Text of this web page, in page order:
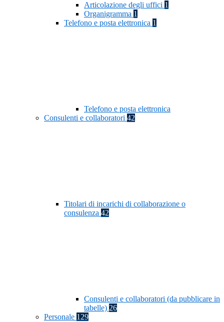
Articolazione degli uffici 1
Organigramma 1
Telefono e posta elettronica 1
Telefono e posta elettronica
Consulenti e collaboratori 42
Titolari di incarichi di collaborazione o
consulenza 42
Consulenti e collaboratori (da pubblicare in
tabelle) 26
Personale 129